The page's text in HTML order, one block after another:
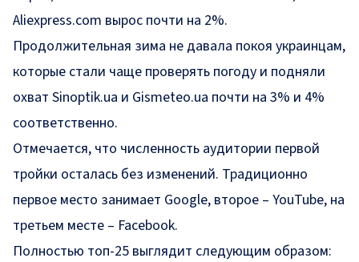
Aliexpress.com вырос почти на 2%.
Продолжительная зима не давала покоя украинцам,
которые стали чаще проверять погоду и подняли
охват Sinoptik.ua и Gismeteo.ua почти на 3% и 4%
соответственно.
Отмечается, что численность аудитории первой
тройки осталась без изменений. Традиционно
первое место занимает Google, второе – YouTube, на
третьем месте – Facebook.
Полностью топ-25 выглядит следующим образом: